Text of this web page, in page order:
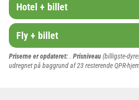
Hotel + billet
Fly + billet
Priserne er opdateret:. Prisniveau(billigste-
udregnet på baggrund af23resterende QPR-